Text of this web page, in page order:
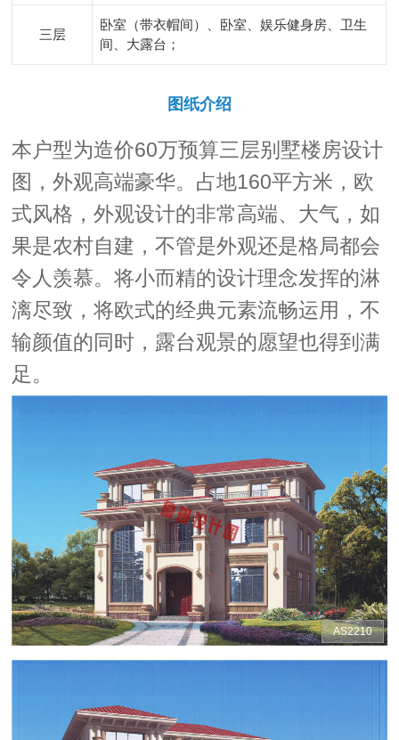
三层
卧室（带衣帽间）、卧室、娱乐健身房、卫生
间、大露台；
图纸介绍
本户型为造价60万预算三层别墅楼房设计
图，外观高端豪华。占地160平方米，欧
式风格，外观设计的非常高端、大气，如
果是农村自建，不管是外观还是格局都会
令人羡慕。将小而精的设计理念发挥的淋
漓尽致，将欧式的经典元素流畅运用，不
输颜值的同时，露台观景的愿望也得到满
足。
AS2210